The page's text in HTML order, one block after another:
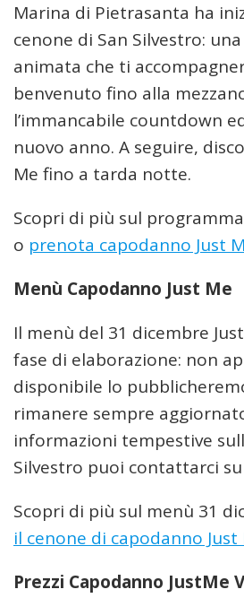
Marina di Pietrasanta ha
cenone di San Silvestro:
animata che ti
benvenuto fino alla
l’immancabile countdown
nuovo anno. A seguire,
Me fino a tarda notte.
Scopri di più sul
o prenota capodanno Just
Menù Capodanno Just Me
Il menù del 31 dicembre
fase di elaborazione: non
disponibile lo
rimanere sempre
informazioni tempestive
Silvestro puoi contattarci su
Scopri di più sul menù 31
il cenone di capodanno Just
Prezzi Capodanno JustMe